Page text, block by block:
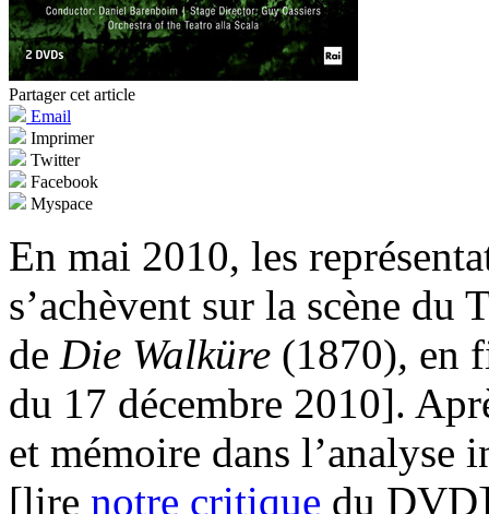
Partager cet article
Email
Imprimer
Twitter
Facebook
Myspace
En mai 2010, les
s’achèvent sur la scène du
de Die Walküre (1870), en
du 17 décembre 2010].
et mémoire dans
[lire notre critique du